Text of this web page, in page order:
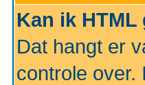
Kan ik
Dat hangt er
controle over.